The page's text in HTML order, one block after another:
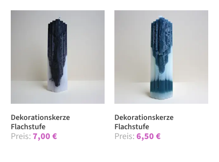
Dekorationskerze
Flachstufe
7,00€
Dekorationskerze
Flachstufe
6,50 €